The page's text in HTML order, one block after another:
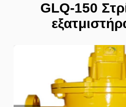
GLQ-150